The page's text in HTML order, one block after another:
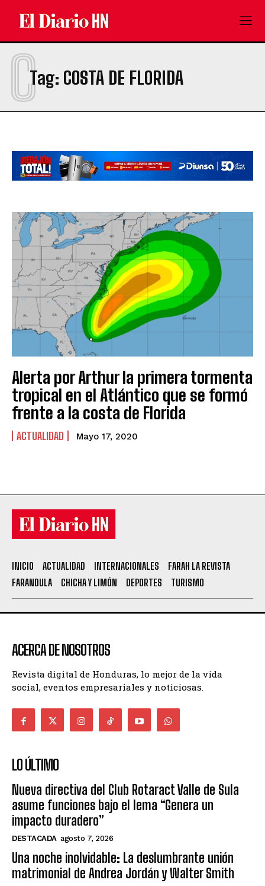
Tag: COSTA DE FLORIDA
C
Alerta por Arthur la primera tormenta
tropical en el Atlántico que se formó
frente a la costa de Florida
ACTUALIDAD Mayo 17, 2020
INICIO ACTUALIDAD INTERNACIONALES
FARAH LA REVISTA
FARANDULA
CHICHA Y LIMÓN DEPORTES TURISMO
ACERCA DE NOSOTROS
Revista digital de Honduras, lo mejor de la vida
social, eventos empresariales y noticiosas.
LO ÚLTIMO
Nueva directiva del Club Rotaract Valle de Sula
asume funciones bajo el lema “Genera un
impacto duradero”
DESTACADA agosto 7, 2026
Una noche inolvidable: La deslumbrante unión
matrimonial de Andrea Jordán y Walter Smith